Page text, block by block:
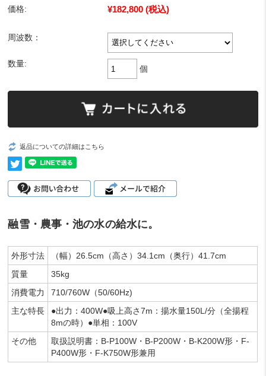
価格:
¥182,800 (税込)
周波数：
数量:
個
返品についての詳細はこちら
融雪・農事・池の水の給水に。
外形寸法
（幅）26.5cm（高さ）34.1cm（奥行）41.7cm
質量
35kg
消費電力
710/760W（50/60Hz)
主な特長
●出力：400W●吸上高さ7m：揚水量150L/分（全揚程
8mの時）●単相：100V
その他
取扱説明書：B-P100W・B-P200W・B-K200W形・F-
P400W形・F-K750W形兼用